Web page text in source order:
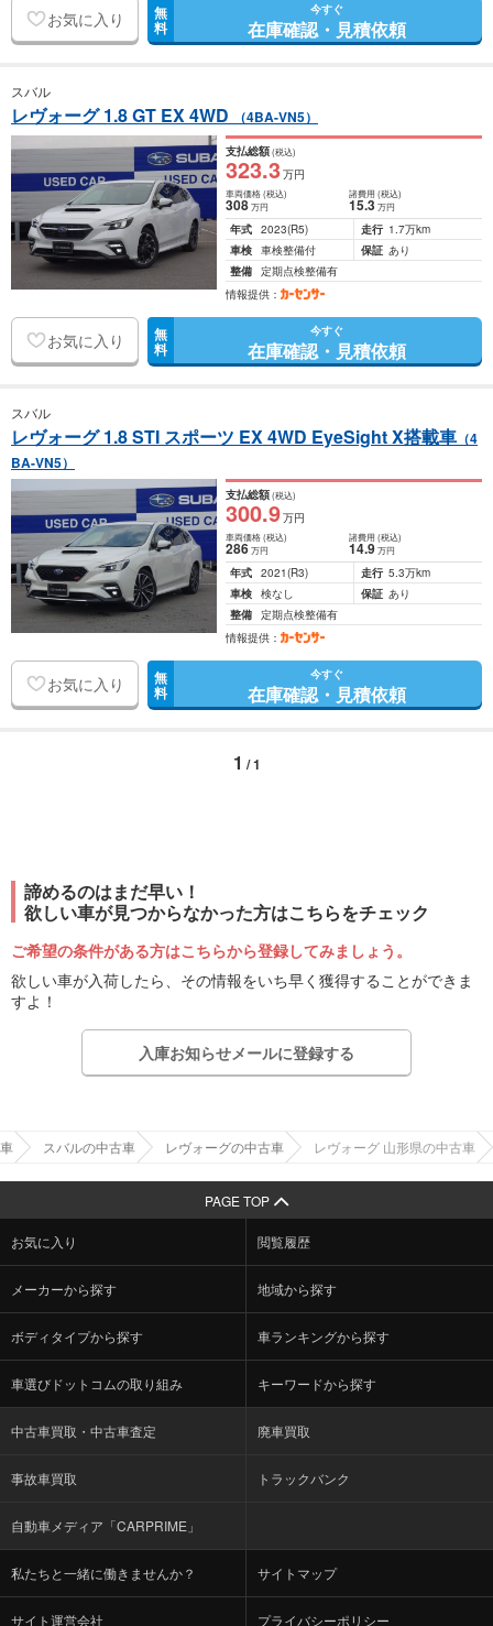
お気に入り 無
料
今すぐ
在庫確認・見積依頼
スバル
レヴォーグ 1.8 GT EX 4WD （4BA-VN5）
支払総額(税込)
323.3万円
車両価格(税込)
308万円
諸費用 (税込)
15.3 万円
年式 2023(R5) 走行 1.7万km
車検 車検整備付 保証 あり
整備 定期点検整備有
情報提供：
お気に入り 無
料
今すぐ
在庫確認・見積依頼
スバル
レヴォーグ 1.8 STI スポーツ EX 4WD EyeSight X搭載車 （4
BA-VN5）
支払総額(税込)
300.9万円
車両価格(税込)
286万円
諸費用 (税込)
14.9 万円
年式 2021(R3) 走行 5.3万km
車検 検なし 保証 あり
整備 定期点検整備有
情報提供：
お気に入り 無
料
今すぐ
在庫確認・見積依頼
1 / 1
諦めるのはまだ早い！
欲しい車が見つからなかった方はこちらをチェック
ご希望の条件がある方はこちらから登録してみましょう。
欲しい車が入荷したら、その情報をいち早く獲得することができま
すよ！
入庫お知らせメールに登録する
スバルの中古車 レヴォーグの中古車 レヴォーグ 山形県の中古車
PAGE TOP
お気に入り 閲覧履歴
メーカーから探す 地域から探す
ボディタイプから探す 車ランキングから探す
車選びドットコムの取り組み キーワードから探す
中古車買取・中古車査定 廃車買取
事故車買取 トラックバンク
自動車メディア「CARPRIME」
私たちと一緒に働きませんか？ サイトマップ
サイト運営会社 プライバシーポリシー